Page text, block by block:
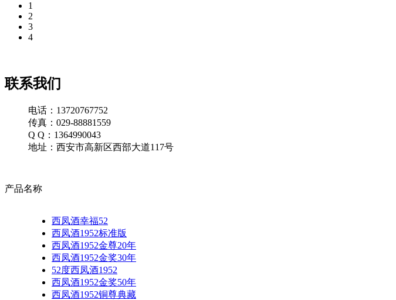
1
2
3
4
联系我们
电话：13720767752
传真：029-88881559
Q Q：1364990043
地址：西安市高新区西部大道117号
产品名称
西凤酒幸福52
西凤酒1952标准版
西凤酒1952金尊20年
西凤酒1952金奖30年
52度西凤酒1952
西凤酒1952金奖50年
西凤酒1952铜尊典藏